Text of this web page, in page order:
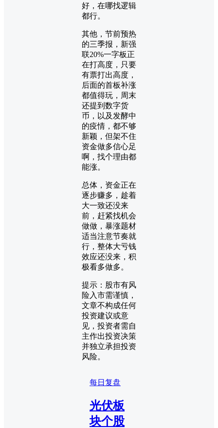
好，在哪找逻辑
都行。
其他，节前预热
的三季报，新强
联20%一字板正
在打高度，只要
有票打出高度，
后面的首板补涨
都值得玩，周末
还提到数字货
币，以及发酵中
的疫情，都不够
新颖，但架不住
资金做多信心足
啊，找个理由都
能涨。
总体，资金正在
逐步赚多，趁着
大一致还没来
前，赶紧找机会
做做，暴涨题材
适当注意节奏就
行，整体大亏钱
效应还没来，积
极看多做多。
提示：股市有风
险入市需谨慎，
文章不构成任何
投资建议或意
见，投资者需自
主作出投资决策
并独立承担投资
风险。
每日复盘
光伏板
块个股